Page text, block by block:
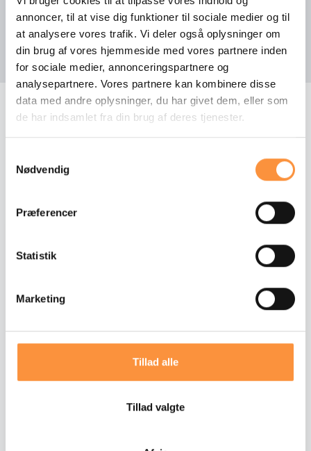
annoncer, til at vise dig funktioner til sociale medier og til
at analysere vores trafik. Vi deler også oplysninger om
din brug af vores hjemmeside med vores partnere inden
for sociale medier, annonceringspartnere og
analysepartnere. Vores partnere kan kombinere disse
data med andre oplysninger, du har givet dem, eller som
de har indsamlet fra din brug af deres tjenester.
Nødvendig
Præferencer
Statistik
Marketing
Tillad alle
Tillad valgte
Automatisk lang-lys
Automatisk lys
Automatisk start/stop
Bakkamera
CD afspiller
Elsidespejle m. varme
Elsæder foran
Vis mere udstyr
FLERE BILER FRA VORES LAGER
Andre biler fra Porsche
NYHED